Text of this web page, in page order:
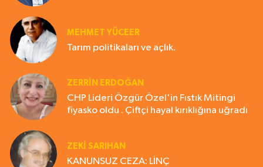
MEHMET YÜCEER
Tarım politikaları ve açlık.
ZERRIN ERDOĞAN
CHP Lideri Özgür Özel'in Fıstık Mitingi
fiyasko oldu . Çiftçi hayal kırıklığına uğradı
ZEKI SARIHAN
KANUNSUZ CEZA: LİNÇ